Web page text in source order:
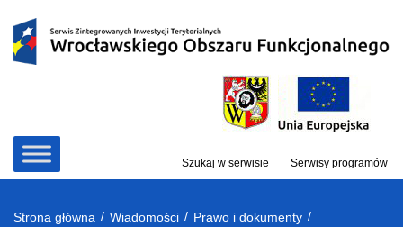
treści
Szukaj w serwisie Serwisy programów
Strona główna / Wiadomości / Prawo i dokumenty /